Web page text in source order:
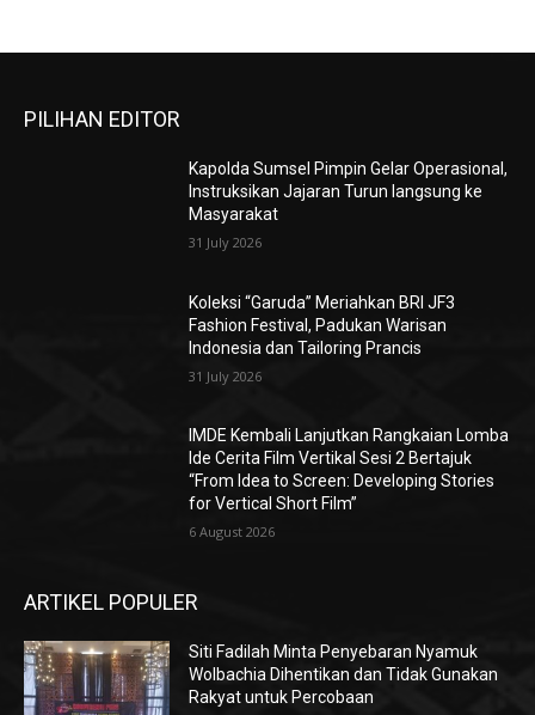
PILIHAN EDITOR
Kapolda Sumsel Pimpin Gelar Operasional,
Instruksikan Jajaran Turun langsung ke
Masyarakat
31 July 2026
Koleksi “Garuda” Meriahkan BRI JF3
Fashion Festival, Padukan Warisan
Indonesia dan Tailoring Prancis
31 July 2026
IMDE Kembali Lanjutkan Rangkaian Lomba
Ide Cerita Film Vertikal Sesi 2 Bertajuk
“From Idea to Screen: Developing Stories
for Vertical Short Film”
6 August 2026
ARTIKEL POPULER
Siti Fadilah Minta Penyebaran Nyamuk
Wolbachia Dihentikan dan Tidak Gunakan
Rakyat untuk Percobaan